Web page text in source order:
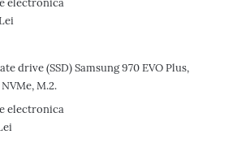
drive (SSD) Samsung 970 EVO Plus,
M.2.
electronica